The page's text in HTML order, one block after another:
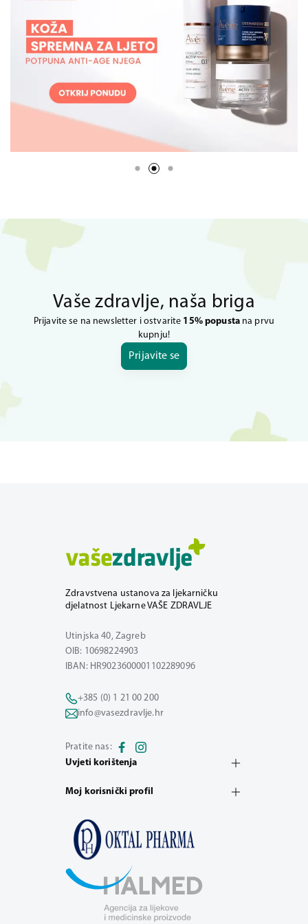
Vaše zdravlje, naša briga
Prijavite se na newsletter i ostvarite 15% popustana prvu
kupnju!
Prijavite se
Zdravstvena ustanova za ljekarničku
djelatnost Ljekarne VAŠE ZDRAVLJE
Utinjska 40, Zagreb
OIB: 10698224903
IBAN: HR9023600001102289096
+385 (0) 1 21 00 200
info@vasezdravlje.hr
Pratite nas:
Uvjeti korištenja
Moj korisnički profil